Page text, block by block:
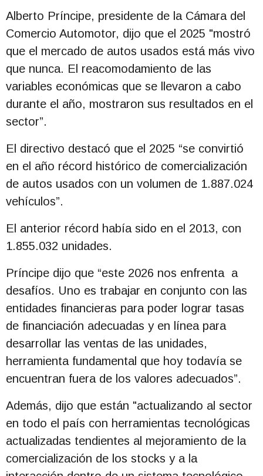
Alberto Príncipe, presidente de la Cámara del
Comercio Automotor, dijo que el 2025 "mostró
que el mercado de autos usados está más vivo
que nunca. El reacomodamiento de las
variables económicas que se llevaron a cabo
durante el año, mostraron sus resultados en el
sector”.
El directivo destacó que el 2025 “se convirtió
en el año récord histórico de comercialización
de autos usados con un volumen de 1.887.024
vehículos”.
El anterior récord había sido en el 2013, con
1.855.032 unidades.
Príncipe dijo que “este 2026 nos enfrenta a
desafíos. Uno es trabajar en conjunto con las
entidades financieras para poder lograr tasas
de financiación adecuadas y en línea para
desarrollar las ventas de las unidades,
herramienta fundamental que hoy todavía se
encuentran fuera de los valores adecuados”.
Además, dijo que están "actualizando al sector
en todo el país con herramientas tecnológicas
actualizadas tendientes al mejoramiento de la
comercialización de los stocks y a la